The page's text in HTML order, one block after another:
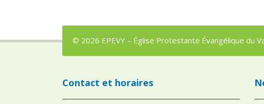
© 2026 EPEVY – Église Protestante Évangélique du
Contact et horaires